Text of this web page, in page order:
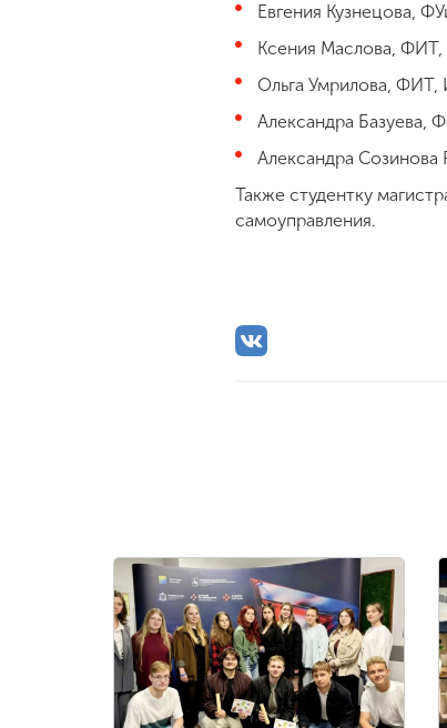
Евгения Кузнецова,
Ксения Маслова,
Ольга Умрилова, ФИТ,
Александра Базуева,
Александра
Также студентку
самоуправления.